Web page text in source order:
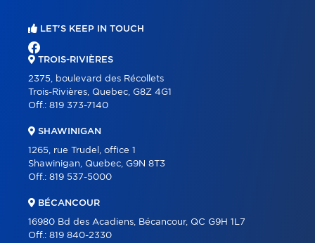
LET'S KEEP IN TOUCH
TROIS-RIVIÈRES
2375, boulevard des Récollets
Trois-Rivières, Quebec, G8Z 4G1
Off.: 819 373-7140
SHAWINIGAN
1265, rue Trudel, office 1
Shawinigan, Quebec, G9N 8T3
Off.: 819 537-5000
BÉCANCOUR
16980 Bd des Acadiens, Bécancour, QC G9H 1L7
Off.: 819 840-2330